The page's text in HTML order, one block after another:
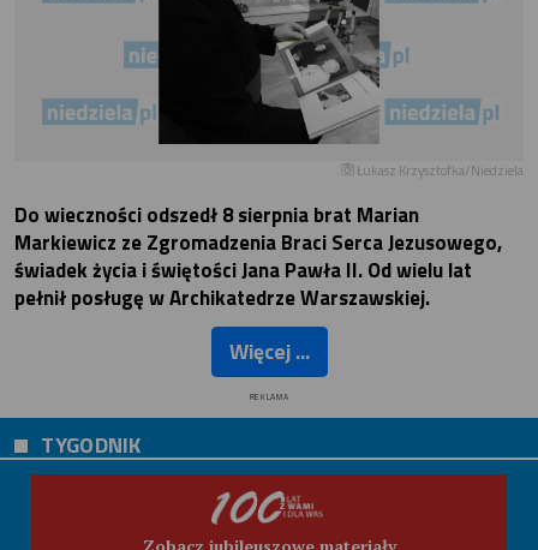
Łukasz Krzysztofka/Niedziela
Do wieczności odszedł 8 sierpnia brat Marian
Markiewicz ze Zgromadzenia Braci Serca Jezusowego,
świadek życia i świętości Jana Pawła II. Od wielu lat
pełnił posługę w Archikatedrze Warszawskiej.
Więcej ...
REKLAMA
TYGODNIK